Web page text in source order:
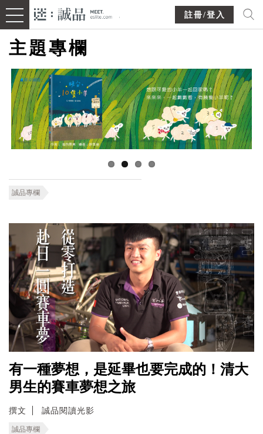
註冊/登入
主題專欄
誠品專欄
有一種夢想，是延畢也要完成的！清大
男生的賽車夢想之旅
撰文 誠品閱讀光影
誠品專欄